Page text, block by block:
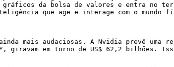
gráficos da bolsa de valores e entra no
que age e interage com o mundo
mais audaciosas. A Nvidia prevê uma
giravam em torno de US$ 62,2 bilhões.